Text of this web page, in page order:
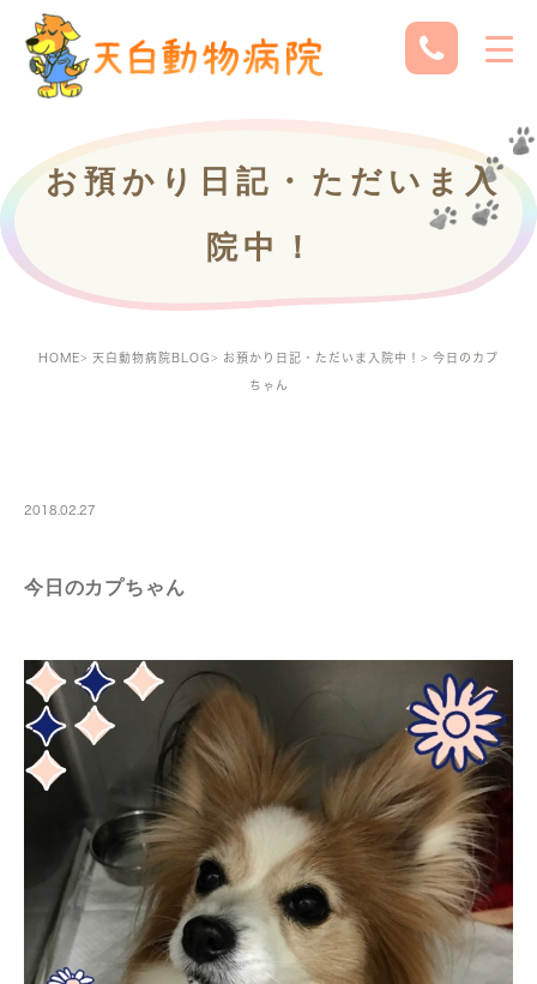
お預かり日記・ただいま入
院中！
HOME 天白動物病院BLOG お預かり日記・ただいま入院中！ 今日のカプ
ちゃん
2018.02.27
今日のカプちゃん